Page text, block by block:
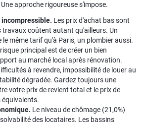
approche rigoureuse s'impose.
incompressible. Les prix d'achat bas sont
travaux coûtent autant qu'ailleurs. Un
même tarif qu'à Paris, un plombier aussi.
principal est de créer un bien
au marché local après rénovation.
à revendre, impossibilité de louer au
dégradée. Gardez toujours une
votre prix de revient total et le prix de
équivalents.
Le niveau de chômage (21,0%)
des locataires. Les bassins